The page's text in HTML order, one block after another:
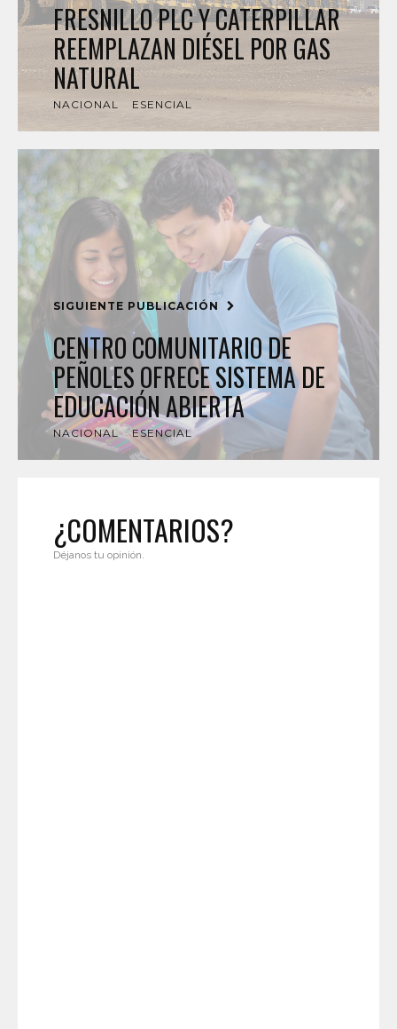
FRESNILLO PLC Y CATERPILLAR
REEMPLAZAN DIÉSEL POR GAS
NATURAL
NACIONAL ESENCIAL
SIGUIENTE PUBLICACIÓN
CENTRO COMUNITARIO DE
PEÑOLES OFRECE SISTEMA DE
EDUCACIÓN ABIERTA
NACIONAL ESENCIAL
¿COMENTARIOS?
Déjanos tu opinión.